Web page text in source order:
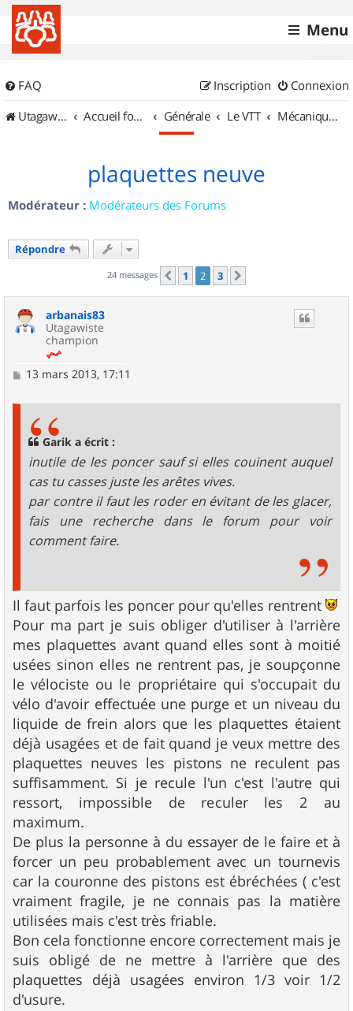
Menu
FAQ Connexion
Inscription
UtagawaVTT (Randos VTT et VTTAE avec traces GPS)
Accueil forum Générale Le VTT Mécanique et Entretiens
plaquettes neuve
Modérateur : Modérateurs des Forums
Répondre
24 messages Précédent
1 2 3
arbanais83
Utagawiste
champion
M13 mars 2013, 17:11
Garik a écrit :
inutile de les poncer sauf si elles couinent auquel
cas tu casses juste les arêtes vives.
par contre il faut les roder en évitant de les glacer,
fais une recherche dans le forum pour voir
comment faire.
Il faut parfois les poncer pour qu'elles rentrent
Pour ma part je suis obliger d'utiliser à l'arrière
mes plaquettes avant quand elles sont à moitié
usées sinon elles ne rentrent pas, je soupçonne
le vélociste ou le propriétaire qui s'occupait du
vélo d'avoir effectuée une purge et un niveau du
liquide de frein alors que les plaquettes étaient
déjà usagées et de fait quand je veux mettre des
plaquettes neuves les pistons ne reculent pas
suffisamment. Si je recule l'un c'est l'autre qui
ressort, impossible de reculer les 2 au
maximum.
De plus la personne à du essayer de le faire et à
forcer un peu probablement avec un tournevis
car la couronne des pistons est ébréchées ( c'est
vraiment fragile, je ne connais pas la matière
utilisées mais c'est très friable.
Bon cela fonctionne encore correctement mais je
suis obligé de ne mettre à l'arrière que des
plaquettes déjà usagées environ 1/3 voir 1/2
d'usure.